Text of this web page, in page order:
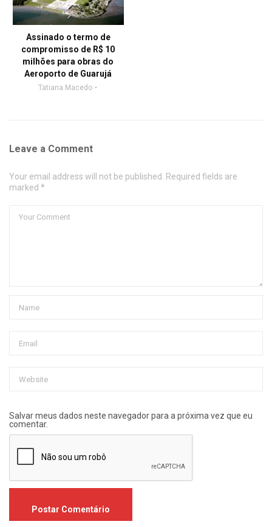
Assinado o termo de
compromisso de R$ 10
milhões para obras do
Aeroporto de Guarujá
Tatiana Macedo
Leave a Comment
Your email address will not be published. Required fields are
marked *
Salvar meus dados neste navegador para a próxima vez que eu
comentar.